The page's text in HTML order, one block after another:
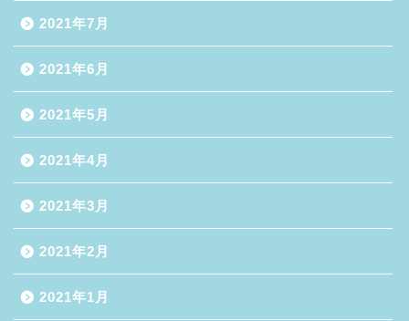
2021年7月
2021年6月
2021年5月
2021年4月
2021年3月
2021年2月
2021年1月